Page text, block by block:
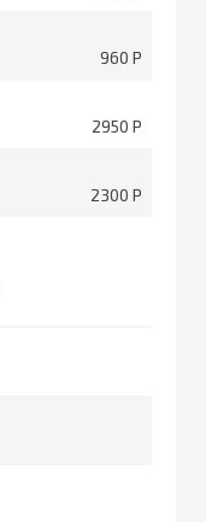
960
2950
2300